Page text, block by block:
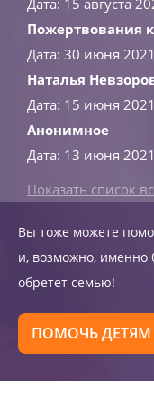
Дата: 15 августа
Пожертвования
Дата: 30 июня 2021
Наталья
Дата: 15 июня 2021
Анонимное
Дата: 13 июня 2021
Показать список
Вы тоже можете
и, возможно, именно
обретет семью!
ПОМОЧЬ ДЕТЯМ